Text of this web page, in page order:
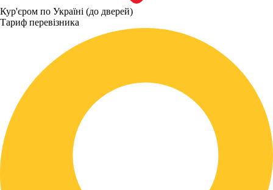
Кур'єром по Україні (до дверей)
Тариф перевізника